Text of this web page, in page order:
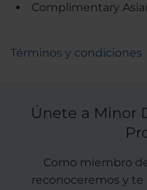
Complimentary
Términos y condiciones
Únete a Minor
Como miembro
reconoceremos y te